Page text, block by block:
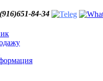
84-34